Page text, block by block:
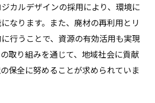
カルデザインの採用により、環境に
なります。また、廃材の再利用とリ
行うことで、資源の有効活用も実現
取り組みを通じて、地域社会に貢献
保全に努めることが求められていま